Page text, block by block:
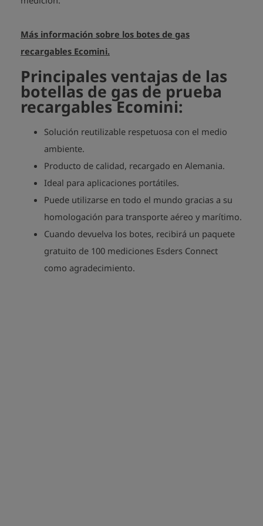
Más información sobre los botes de gas
recargables Ecomini.
Principales ventajas de las
botellas de gas de prueba
recargables Ecomini:
Solución reutilizable respetuosa con el medio
ambiente.
Producto de calidad, recargado en Alemania.
Ideal para aplicaciones portátiles.
Puede utilizarse en todo el mundo gracias a su
homologación para transporte aéreo y marítimo.
Cuando devuelva los botes, recibirá un paquete
gratuito de 100 mediciones Esders Connect
como agradecimiento.